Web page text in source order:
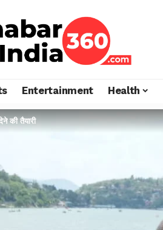
Entertainment Health
की तैयारी